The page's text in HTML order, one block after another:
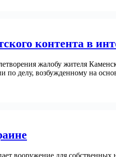
контента в
жалобу жителя
по делу, возбужденному на
вооружение для собственных